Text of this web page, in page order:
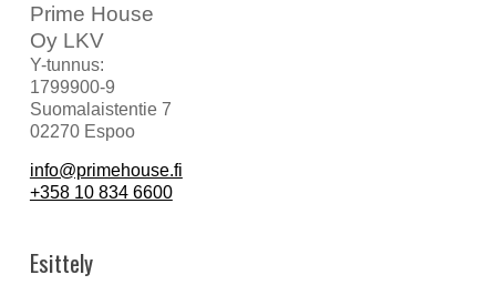
Prime House
Oy LKV
Y-tunnus:
1799900-9
Suomalaistentie 7
02270 Espoo
info@primehouse.fi
+358 10 834 6600
Esittely